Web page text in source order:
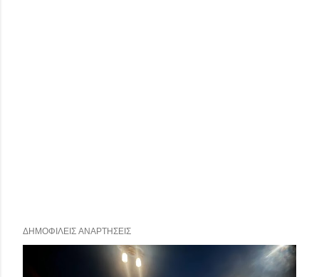
ΔΗΜΟΦΙΛΕΊΣ ΑΝΑΡΤΉΣΕΙΣ